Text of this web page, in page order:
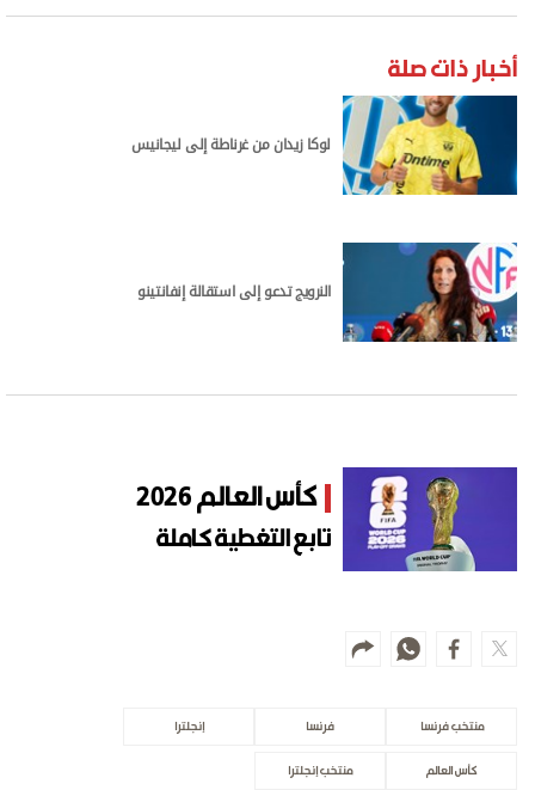
أخبار ذات صلة
لوكا زيدان من غرناطة إلى ليجانيس
النرويج تدعو إلى استقالة إنفانتينو
كأس العالم 2026
تابع التغطية كاملة
منتخب فرنسا فرنسا إنجلترا
كأس العالم منتخب إنجلترا